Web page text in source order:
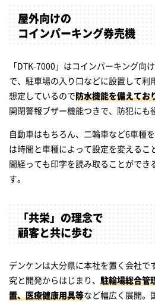
屋外向けの
コインパーキング券売機
「DTK-7000」はコインパーキング向
で、駐車場の入り口などに設置して利
想定しているので防水機能を備えてお
開閉警報ブザー機能つきで、防犯にも
自動車はもちろん、二輪車など6車種
は時間と車種によって設定を変えるこ
間経っても印字を読み取ることができ
す。
「共栄」の理念で
顧客と共に歩む
デンケンは大分県に本社を置く会社で
究と開発からはじまり、 駐輪場総合管
置、医療健康用具等など幅広く展開。